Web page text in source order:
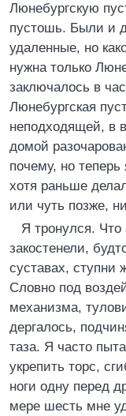
Люнебургскую
пустошь. Были и
удаленные, но
нужна только
заключалось в
Люнебургская
неподходящей, в
домой
почему, но
хотя раньше
или чуть позже,
Я тронулся. Что
закостенели,
суставах, ступни
Словно под
механизма,
дергалось,
таза. Я часто
укрепить торс,
ноги одну перед
мере шесть мне